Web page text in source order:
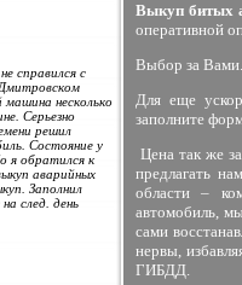
справился с
машина несколько
Серьезно
решил
Состояние у
я обратился к
аварийных
Заполнил
след. день
Выкуп битых
оперативной
Выбор за Вами.
Для еще
заполните
Цена так же
предлагать
области –
автомобиль,
сами
нервы,
ГИБДД.